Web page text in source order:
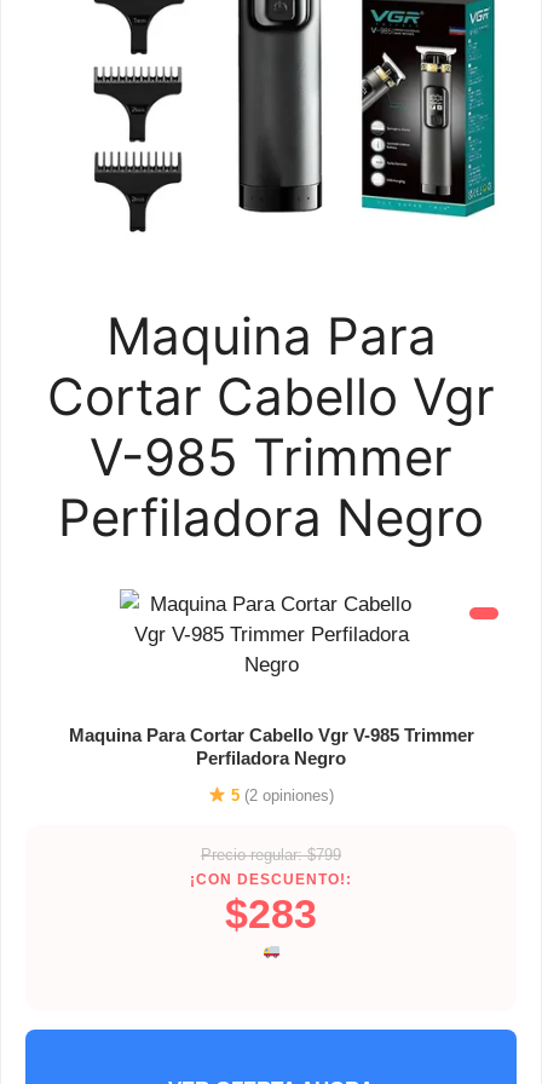
Maquina Para
Cortar Cabello Vgr
V-985 Trimmer
Perfiladora Negro
Maquina Para Cortar Cabello Vgr V-985 Trimmer
Perfiladora Negro
5 (2 opiniones)
Precio regular: $799
¡CON DESCUENTO!:
$283